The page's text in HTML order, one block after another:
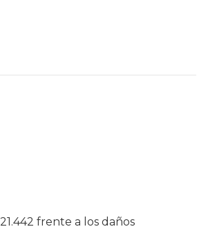
frente a los daños